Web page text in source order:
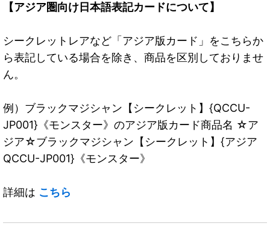
【アジア圏向け日本語表記カードについて】
シークレットレアなど「アジア版カード」をこちらか
ら表記している場合を除き、商品を区別しておりませ
ん。
例）ブラックマジシャン【シークレット】{QCCU-
JP001}《モンスター》のアジア版カード商品名 ☆ア
ジア☆ブラックマジシャン【シークレット】{アジア
QCCU-JP001}《モンスター》
詳細は こちら